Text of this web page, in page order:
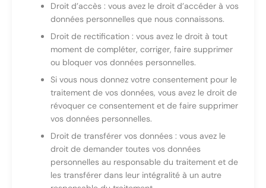
Droit d’accès : vous avez le droit d’accéder à vos
données personnelles que nous connaissons.
Droit de rectification : vous avez le droit à tout
moment de compléter, corriger, faire supprimer
ou bloquer vos données personnelles.
Si vous nous donnez votre consentement pour le
traitement de vos données, vous avez le droit de
révoquer ce consentement et de faire supprimer
vos données personnelles.
Droit de transférer vos données : vous avez le
droit de demander toutes vos données
personnelles au responsable du traitement et de
les transférer dans leur intégralité à un autre